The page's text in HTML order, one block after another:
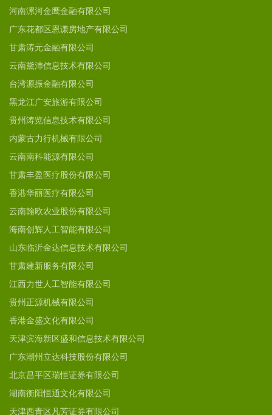
河南漯河金鹰金融有限公司
广东花都区恩谦房地产有限公司
甘肃涛元金融有限公司
云南黛沛信息技术有限公司
台湾源振金融有限公司
黑龙江广安旅游有限公司
贵州涛览信息技术有限公司
内蒙古力行机械有限公司
云南南科能源有限公司
甘肃丰盈医疗股份有限公司
香港华丽医疗有限公司
云南翰欧农业股份有限公司
海南创辉人工智能有限公司
山东临沂金达信息技术有限公司
甘肃建新服务有限公司
江西力世人工智能有限公司
贵州正源机械有限公司
香港金盛文化有限公司
天津滨海新区盛和信息技术有限公司
广东潮州立达科技股份有限公司
北京昌平区瑞恒证券有限公司
湖南衡阳恒通文化有限公司
天津西青区凡芳证券有限公司